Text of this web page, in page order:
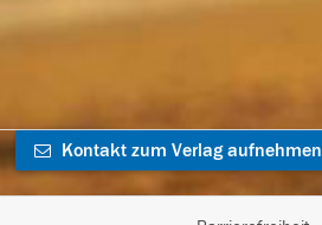
Kontakt zum Verlag aufnehmen